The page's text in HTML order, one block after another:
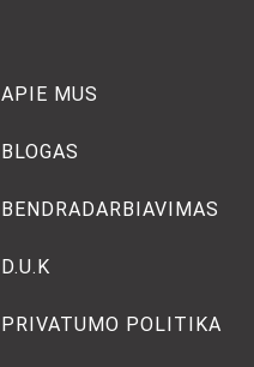
APIE MUS
BLOGAS
BENDRADARBIAVIMAS
D.U.K
PRIVATUMO POLITIKA